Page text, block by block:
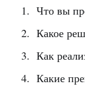
Что вы
Какое
Как
Какие